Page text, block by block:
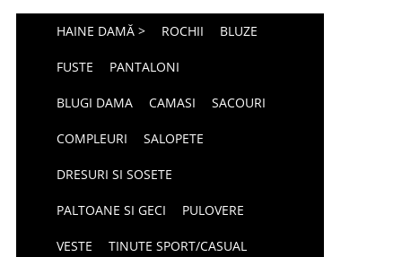
HAINE DAMĂ > ROCHII BLUZE
FUSTE PANTALONI
BLUGI DAMA CAMASI SACOURI
COMPLEURI SALOPETE
DRESURI SI SOSETE
PALTOANE SI GECI PULOVERE
VESTE TINUTE SPORT/CASUAL